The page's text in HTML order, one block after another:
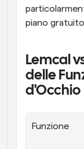
piano
Lemcal
delle
d'Occhio
Funzione